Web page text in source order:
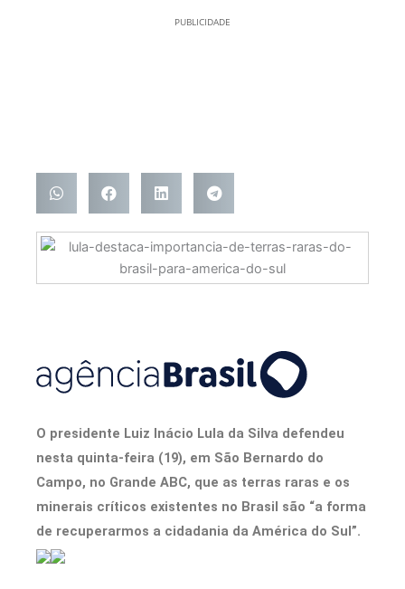
PUBLICIDADE
O presidente Luiz Inácio Lula da Silva defendeu
nesta quinta-feira (19), em São Bernardo do
Campo, no Grande ABC, que as terras raras e os
minerais críticos existentes no Brasil são “a forma
de recuperarmos a cidadania da América do Sul”.